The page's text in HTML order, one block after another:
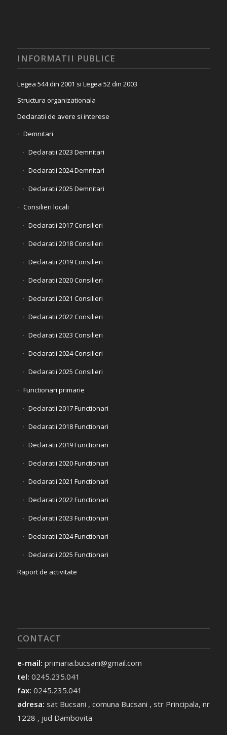
INFORMATII PUBLICE
Legea 544 din 2001 si Legea 52 din 2003
Structura organizationala
Declaratii de avere si interese
Demnitari
Declaratii 2023 Demnitari
Declaratii 2024 Demnitari
Declaratii 2025 Demnitari
Consilieri locali
Declaratii 2017 Consilieri
Declaratii 2018 Consilieri
Declaratii 2019 Consilieri
Declaratii 2020 Consilieri
Declaratii 2021 Consilieri
Declaratii 2022 Consilieri
Declaratii 2023 Consilieri
Declaratii 2024 Consilieri
Declaratii 2025 Consilieri
Functionari primarie
Declaratii 2017 Functionari
Declaratii 2018 Functionari
Declaratii 2019 Functionari
Declaratii 2020 Functionari
Declaratii 2021 Functionari
Declaratii 2022 Functionari
Declaratii 2023 Functionari
Declaratii 2024 Functionari
Declaratii 2025 Functionari
Raport de activitate
CONTACT
e-mail: primaria.bucsani@gmail.com
tel: 0245.235.041
fax: 0245.235.041
adresa: sat Bucsani , comuna Bucsani , str Principala, nr
1228 , jud Dambovita